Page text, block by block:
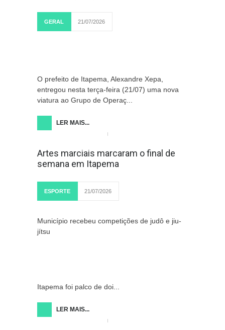
GERAL 21/07/2026
O prefeito de Itapema, Alexandre Xepa,
entregou nesta terça-feira (21/07) uma nova
viatura ao Grupo de Operaç...
LER MAIS...
Artes marciais marcaram o final de
semana em Itapema
ESPORTE 21/07/2026
Município recebeu competições de judô e jiu-
jítsu
Itapema foi palco de doi...
LER MAIS...